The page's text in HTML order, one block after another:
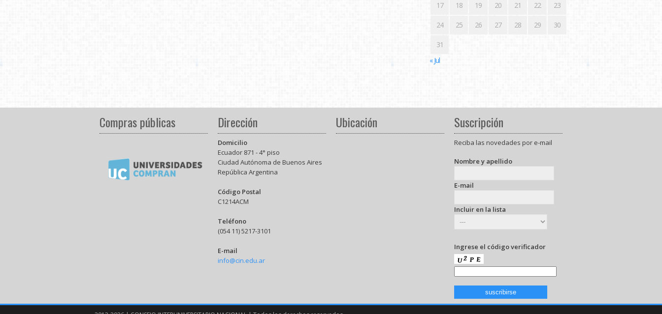
17 18 19 20 21 22 23
24 25 26 27 28 29 30
31
« Jul
Compras públicas Dirección
Domicilio
Ecuador 871 - 4° piso
Ciudad Autónoma de Buenos Aires
República Argentina
Código Postal
C1214ACM
Teléfono
(054 11) 5217-3101
E-mail
info@cin.edu.ar
Ubicación Suscripción
Reciba las novedades por e-mail
Nombre y apellido
E-mail
Incluir en la lista
Ingrese el código verificador